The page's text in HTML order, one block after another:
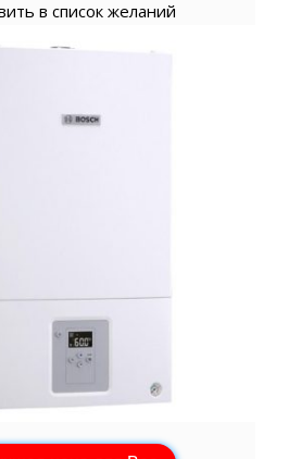
в список желаний